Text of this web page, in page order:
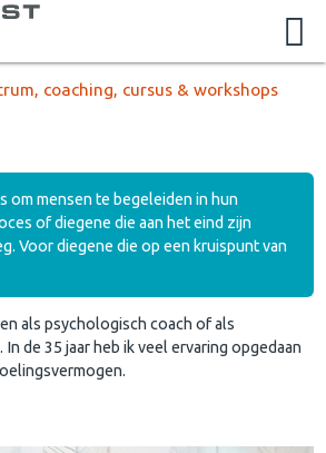
coaching, cursus & workshops
om mensen te begeleiden in hun
of diegene die aan het eind zijn
Voor diegene die op een kruispunt van
als psychologisch coach of als
de 35 jaar heb ik veel ervaring opgedaan